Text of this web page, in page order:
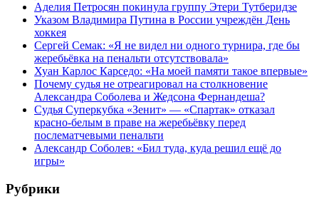
Аделия Петросян покинула группу Этери Тутберидзе
Указом Владимира Путина в России учреждён День
хоккея
Сергей Семак: «Я не видел ни одного турнира, где бы
жеребьёвка на пенальти отсутствовала»
Хуан Карлос Карседо: «На моей памяти такое впервые»
Почему судья не отреагировал на столкновение
Александра Соболева и Жедсона Фернандеша?
Судья Суперкубка «Зенит» — «Спартак» отказал
красно-белым в праве на жеребьёвку перед
послематчевыми пенальти
Александр Соболев: «Бил туда, куда решил ещё до
игры»
Рубрики